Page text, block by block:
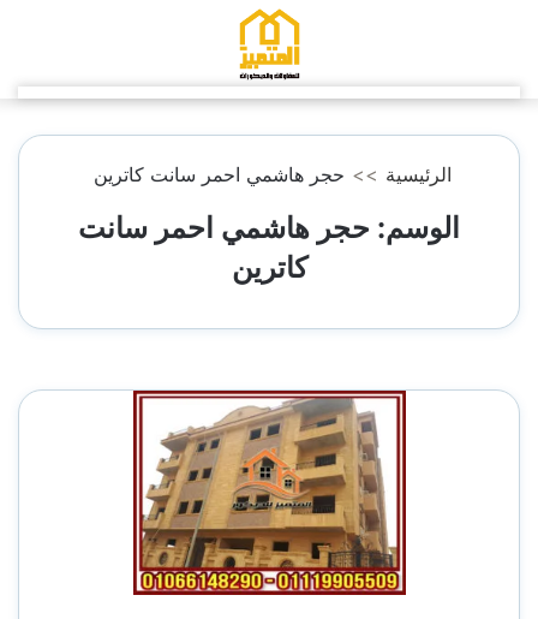
المحتوى
الرئيسية >> حجر هاشمي احمر سانت كاترين
الوسم: حجر هاشمي احمر سانت
كاترين